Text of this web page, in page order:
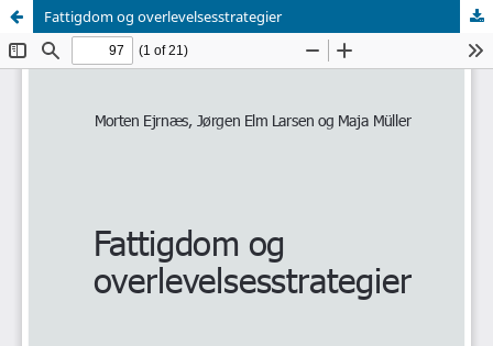
Fattigdom og overlevelsesstrategier